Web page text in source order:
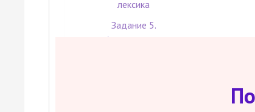
лексика
Задание 5.
Аудирование.